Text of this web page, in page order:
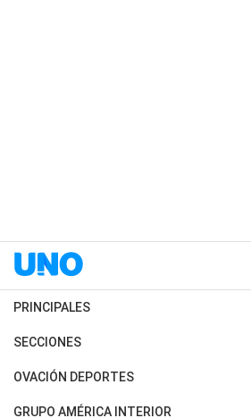
PRINCIPALES
Últimas Noticias
Política
SECCIONES
Horóscopo
Motores
OVACIÓN DEPORTES
Fútbol
GRUPO AMÉRICA INTERIOR